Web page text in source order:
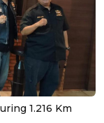
1.216 Km